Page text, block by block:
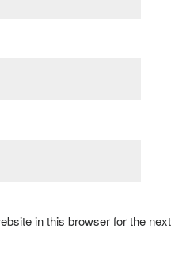
in this browser for the